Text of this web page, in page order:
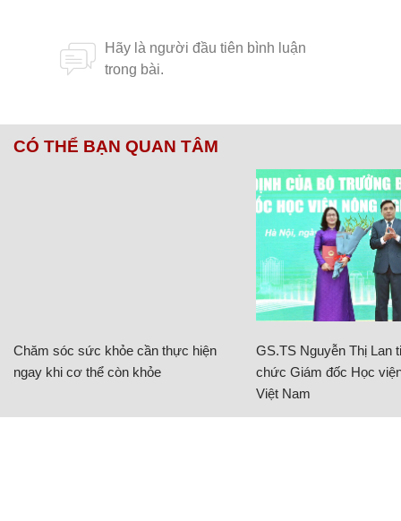
CÓ THỂ BẠN QUAN TÂM
Chăm sóc sức khỏe cần thực hiện
ngay khi cơ thể còn khỏe
GS.TS Nguyễn Thị Lan
chức Giám đốc Học
Việt Nam